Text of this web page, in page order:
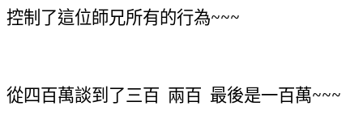
控制了這位師兄所有的行為~~~
從四百萬談到了三百 兩百 最後是一百萬~~~